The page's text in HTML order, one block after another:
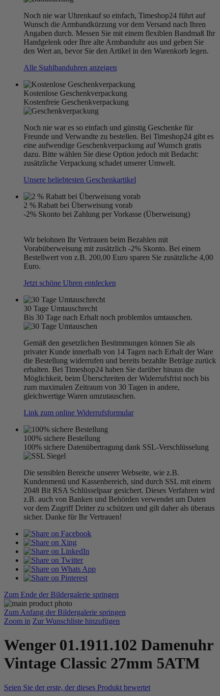
Noch nie war Uhrenkauf so einfach, Timeshop24 führt auf
Wunsch die Armbandkürzung vor dem Versand nach Ihren
Angaben durch. Messen Sie mit einem flexiblen Bandmaß Ihr
Handgelenk oder Ihre alte Armbanduhr aus und geben Sie
den Wert an, bevor Sie den Artikel in den Warenkorb legen.
Alle Stahlbanduhren anzeigen
Kostenlose Geschenkverpackung
Kostenfreie Geschenkverpackung
Noch nie war es so einfach und günstig Geschenke für
Freunde und Verwandte zu bestellen. Bei Timeshop24 gibt es
eine aufwendige Geschenkverpackung auf Wunsch gratis
dazu. Bitte wählen Sie diese Option jedoch mit Bedacht:
zusätzliche Verpackung schadet unserer Umwelt.
Unsere beliebtesten Geschenkartikel
2 % Rabatt bei Überweisung vorab
-2% Skonto bei Zahlung per Vorkasse (Überweisung)
Wir belohnen Ihr Vertrauen beim Bezahlen mit
Vorabüberweisung mit zusätzlich -2% Skonto. Bei einem
Bestellwert von z.B. 200,00 Euro sparen Sie zusätzliche 4,00
Euro.
Jetzt schöne Uhren entdecken
30 Tage Umtauschrecht
Bis 30 Tage nach Erhalt noch problemlos umtauschen.
Gemäß den gesetzlichen Bestimmungen können Sie als
privater Kunde innerhalb von 14 Tagen nach Erhalt der Ware
die Bestellung widerrufen und bereits bezahlte Beträge zurück
erhalten. Bei Timeshop24 haben Sie darüber hinaus die
Möglichkeit, beim Überschreiten der Widerrufsfrist noch bis
zum maximalen Zeitraum von 30 Tagen in andere,
gleichwertige Waren umzutauschen.
Link zum online Widerrufsformular
100% sichere Bestellung
100% sichere Datenübertragung dank SSL-Verschlüsselung
Die sensiblen Bereiche unserer Webseite, wie z.B.
Kundenmenü und Kassenbereich, sind durch SSL mit einem
2048 Bit RSA Schlüsselpaar gesichert. Dieses Verfahren wird
z.B. auch von Banken und Behörden verwendet um Daten
vor dem Zugriff Dritter zu schützen und gilt daher als überaus
sicher. Danke für Ihr Vertrauen!
Zum Ende der Bildergalerie springen
Zum Anfang der Bildergalerie springen
Zoom in Zur Wunschliste hinzufügen
Wenger 01.1911.102 Damenuhr
Vintage Classic 27mm 5ATM
Seien Sie der erste, der dieses Produkt bewertet